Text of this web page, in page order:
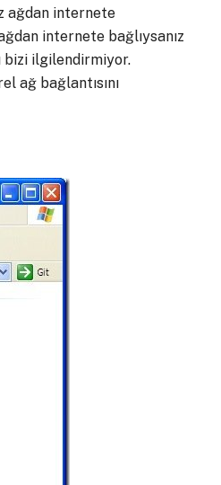
ağdan internete
internete bağlıysanız
bizi ilgilendirmiyor.
ağ bağlantısını